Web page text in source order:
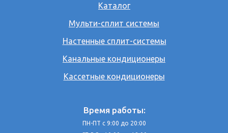
Время работы:
ПН-ПТ с 9:00 до 20:00
Кассетные кондиционеры
Канальные кондиционеры
Настенные сплит-системы
Мульти-сплит системы
Каталог